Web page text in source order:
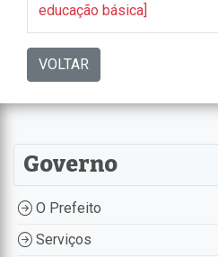
educação básica]
VOLTAR
Governo
O Prefeito
Serviços